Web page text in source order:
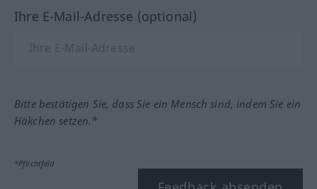
Ihre E-Mail-Adresse (optional)
Bitte bestätigen Sie, dass Sie ein Mensch sind, indem Sie ein
Häkchen setzen.*
*Pflichtfeld